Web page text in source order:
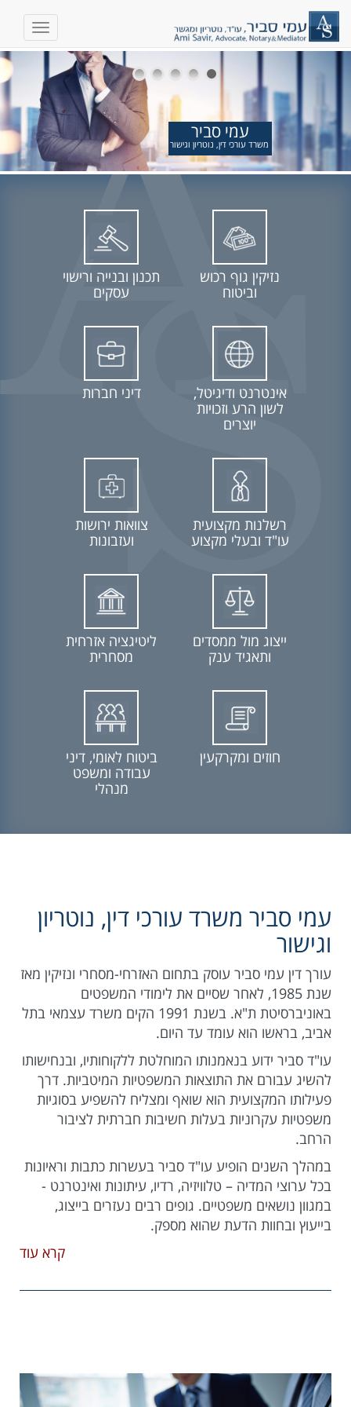
עמי סביר
משרד עורכי דין, נוטריון וגישור
נזיקין גוף רכוש
וביטוח
תכנון ובנייה ורישוי
עסקים
אינטרנט ודיגיטל,
לשון הרע וזכויות
יוצרים
דיני חברות
רשלנות מקצועית
עו"ד ובעלי מקצוע
צוואות ירושות
ועזבונות
ייצוג מול ממסדים
ותאגיד ענק
ליטיגציה אזרחית
מסחרית
חוזים ומקרקעין
ביטוח לאומי, דיני
עבודה ומשפט
מנהלי
עמי סביר משרד עורכי דין, נוטריון
וגישור
עורך דין עמי סביר עוסק בתחום האזרחי-מסחרי ונזיקין מאז
שנת 1985, לאחר שסיים את לימודי המשפטים
באוניברסיטת ת"א. בשנת 1991 הקים משרד עצמאי בתל
אביב, בראשו הוא עומד עד היום.
עו"ד סביר ידוע בנאמנותו המוחלטת ללקוחותיו, ובנחישותו
להשיג עבורם את התוצאות המשפטיות המיטביות. דרך
פעילותו המקצועית הוא שואף ומצליח להשפיע בסוגיות
משפטיות עקרוניות בעלות חשיבות חברתית לציבור
הרחב.
במהלך השנים הופיע עו"ד סביר בעשרות כתבות וראיונות
בכל ערוצי המדיה – טלוויזיה, רדיו, עיתונות ואינטרנט -
במגוון נושאים משפטיים. גופים רבים נעזרים בייצוג,
בייעוץ ובחוות הדעת שהוא מספק.
קרא עוד